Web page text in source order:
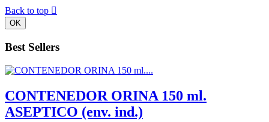
Back to top 
OK
Best Sellers
CONTENEDOR ORINA 150 ml.
ASEPTICO (env. ind.)